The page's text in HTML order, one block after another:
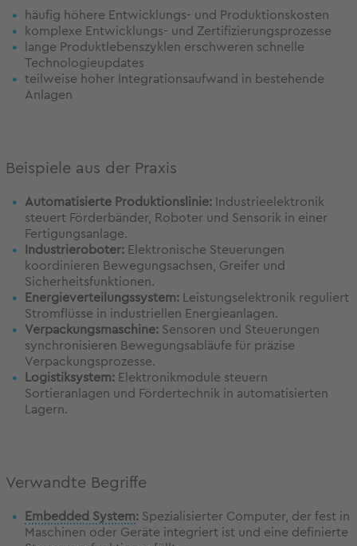
häufig höhere Entwicklungs- und Produktionskosten
komplexe Entwicklungs- und Zertifizierungsprozesse
lange Produktlebenszyklen erschweren schnelle
Technologieupdates
teilweise hoher Integrationsaufwand in bestehende
Anlagen
Beispiele aus der Praxis
Automatisierte Produktionslinie: Industrieelektronik
steuert Förderbänder, Roboter und Sensorik in einer
Fertigungsanlage.
Industrieroboter: Elektronische Steuerungen
koordinieren Bewegungsachsen, Greifer und
Sicherheitsfunktionen.
Energieverteilungssystem: Leistungselektronik reguliert
Stromflüsse in industriellen Energieanlagen.
Verpackungsmaschine: Sensoren und Steuerungen
synchronisieren Bewegungsabläufe für präzise
Verpackungsprozesse.
Logistiksystem: Elektronikmodule steuern
Sortieranlagen und Fördertechnik in automatisierten
Lagern.
Verwandte Begriffe
Embedded System: Spezialisierter Computer, der fest in
Maschinen oder Geräte integriert ist und eine definierte